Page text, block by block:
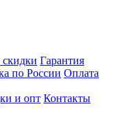
скидки Гарантия
по России Оплата
и опт Контакты